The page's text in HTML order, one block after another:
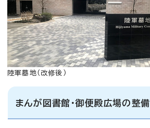
陸軍墓地（改修後）
まんが図書館・御便殿広場の整備